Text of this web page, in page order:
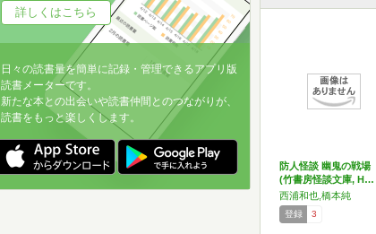
防人怪談 幽鬼の戦場
(竹書房怪談文庫, H…
西浦和也,橋本純
登録 3
詳しくはこちら
日々の読書量を簡単に記録・管理できるアプリ版
読書メーターです。
新たな本との出会いや読書仲間とのつながりが、
読書をもっと楽しくします。